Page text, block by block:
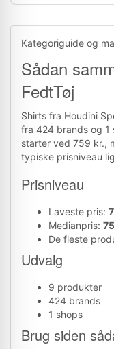
Kategoriguide og
Sådan
FedtTøj
Shirts fra Houdini
fra 424 brands og 1
starter ved 759 kr.,
typiske prisniveau
Prisniveau
Laveste pris:
Medianpris:
De fleste
Udvalg
9 produkter
424 brands
1 shops
Brug siden